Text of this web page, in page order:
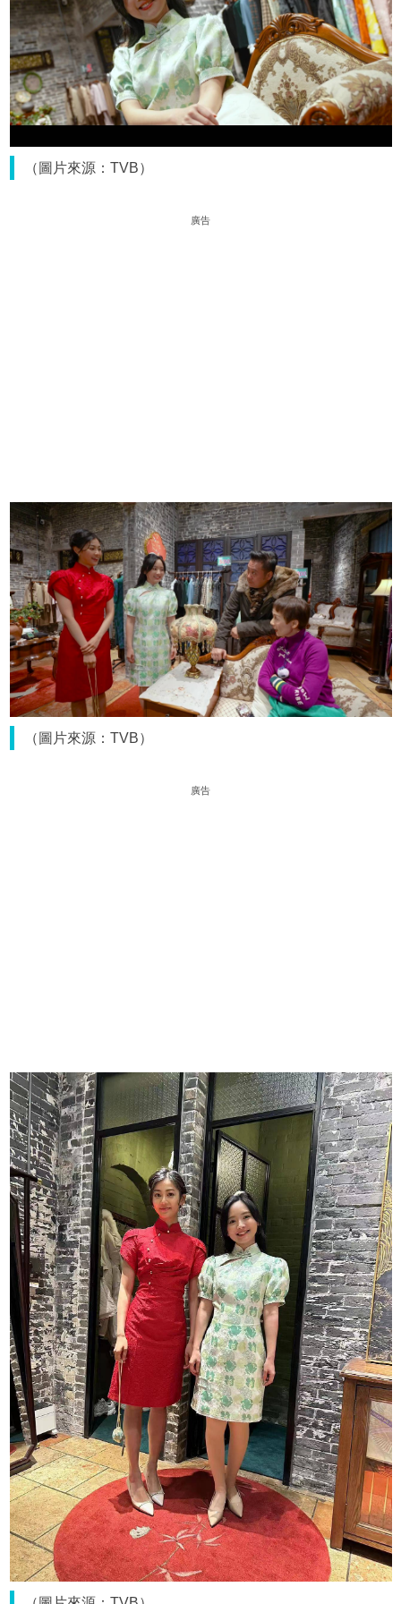
（圖片來源：TVB）
廣告
（圖片來源：TVB）
廣告